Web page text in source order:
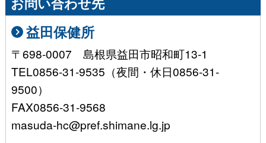
益田保健所
〒698-0007 島根県益田市昭和町13-1
TEL0856-31-9535（夜間・休日0856-31-
9500）
FAX0856-31-9568
masuda-hc@pref.shimane.lg.jp